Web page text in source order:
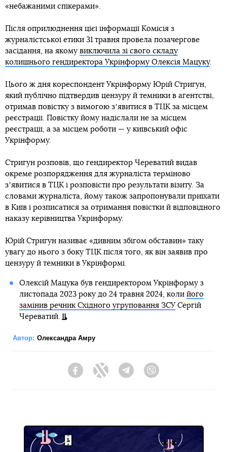
«небажаними спікерами».
Після оприлюднення цієї інформації Комісія з
журналістської етики 31 травня провела позачергове
засідання, на якому виключила зі свого складу
колишнього гендиректора Укрінформу Олексія Мацуку.
Цього ж дня кореспондент Укрінформу Юрій Стригун,
який публічно підтвердив цензуру й темники в агентстві,
отримав повістку з вимогою зʼявитися в ТЦК за місцем
реєстрації. Повістку йому надіслали не за місцем
реєстрації, а за місцем роботи — у київський офіс
Укрінформу.
Стригун розповів, що гендиректор Череватий видав
окреме розпорядження для журналіста терміново
зʼявитися в ТЦК і розповісти про результати візиту. За
словами журналіста, йому також запропонували приїхати
в Київ і розписатися за отримання повістки й відповідного
наказу керівництва Укрінформу.
Юрій Стригун називає «дивним збігом обставин» таку
увагу до нього з боку ТЦК після того, як він заявив про
цензуру й темники в Укрінформі.
Олексій Мацука був гендиректором Укрінформу з
листопада 2023 року до 24 травня 2024, коли його
замінив речник Східного угруповання ЗСУСергій
Череватий.
Автор: Олександра Амру
FacebookTwitter Telegram